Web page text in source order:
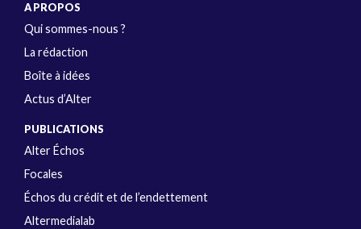
A PROPOS
Qui sommes-nous ?
La rédaction
Boîte à idées
Actus d’Alter
PUBLICATIONS
Alter Échos
Focales
Échos du crédit et de l’endettement
Altermedialab